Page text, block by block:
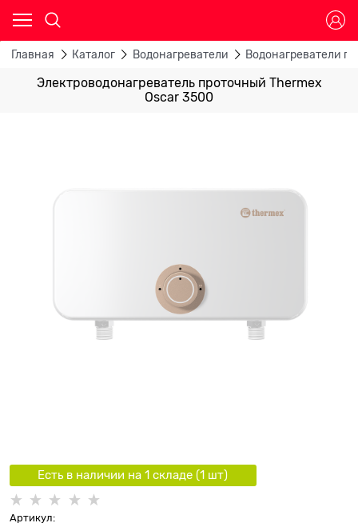
Главная Каталог Водонагреватели Водонагреватели
Электроводонагреватель проточный Thermex
Oscar 3500
Есть в наличии на 1 складe (1 шт)
Артикул: